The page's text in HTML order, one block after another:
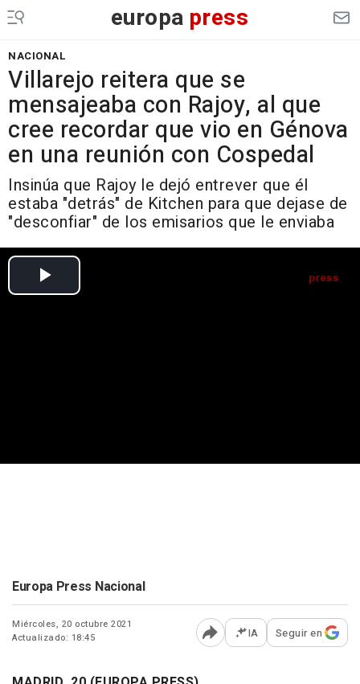
europa press
NACIONAL
Villarejo reitera que se
mensajeaba con Rajoy, al que
cree recordar que vio en Génova
en una reunión con Cospedal
Insinúa que Rajoy le dejó entrever que él
estaba "detrás" de Kitchen para que dejase de
"desconfiar" de los emisarios que le enviaba
Europa Press Nacional
Miércoles, 20 octubre 2021
Actualizado: 18:45
Abrir opciones para
IA Seguir en